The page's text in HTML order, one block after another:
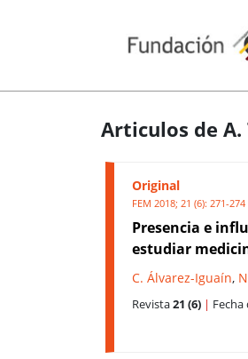
Articulos de
Original
FEM 2018; 21 (6): 271-
Presencia e
estudiar
C. Álvarez-Iguaín,
Revista21 (6) |